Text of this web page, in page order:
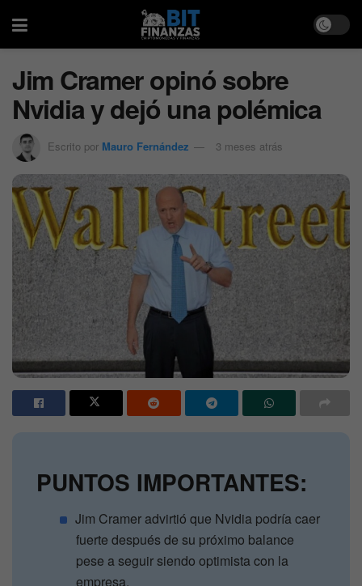
Jim Cramer opinó sobre
Nvidia y dejó una polémica
Escrito por Mauro Fernández 3 meses atrás
PUNTOS IMPORTANTES:
Jim Cramer advirtió que Nvidia podría caer
fuerte después de su próximo balance
pese a seguir siendo optimista con la
empresa.